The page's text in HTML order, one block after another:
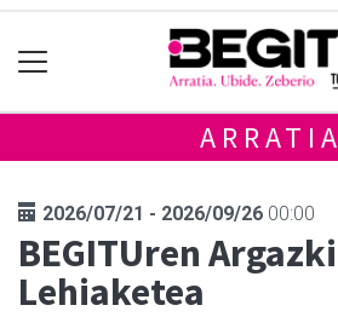
ARRATIA
2026/07/21 - 2026/09/26 00:00
BEGITUren Argazki
Lehiaketea